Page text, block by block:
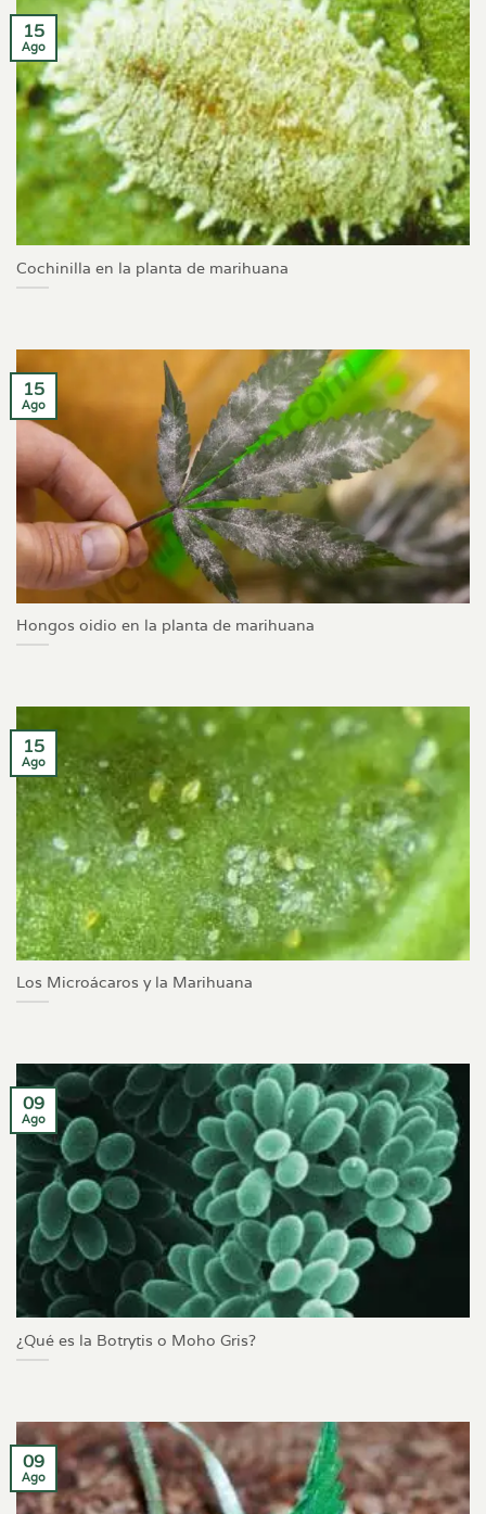
Cochinilla en la planta de marihuana
15
Ago
Hongos oidio en la planta de marihuana
15
Ago
Los Microácaros y la Marihuana
15
Ago
¿Qué es la Botrytis o Moho Gris?
09
Ago
09
Ago